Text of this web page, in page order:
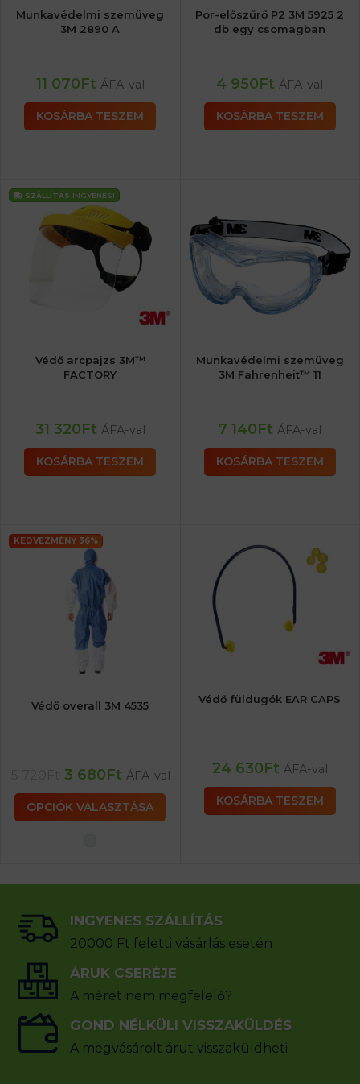
Munkavédelmi szemüveg
3M 2890 A
11 070Ft ÁFA-val
KOSÁRBA TESZEM
Por-előszűrő P2 3M 5925 2
db egy csomagban
4 950Ft ÁFA-val
KOSÁRBA TESZEM
SZÁLLÍTÁS INGYENES!
Védő arcpajzs 3M™
FACTORY
31 320Ft ÁFA-val
KOSÁRBA TESZEM
Munkavédelmi szemüveg
3M Fahrenheit™ 11
7 140Ft ÁFA-val
KOSÁRBA TESZEM
KEDVEZMÉNY 36%
Védő overall 3M 4535
3 680Ft ÁFA-val
OPCIÓK VÁLASZTÁSA
Védő füldugók EAR CAPS
24 630Ft ÁFA-val
KOSÁRBA TESZEM
INGYENES SZÁLLÍTÁS
20000 Ft feletti vásárlás esetén
ÁRUK CSERÉJE
A méret nem megfelelő?
GOND NÉLKÜLI VISSZAKÜLDÉS
A megvásárolt árut visszaküldheti